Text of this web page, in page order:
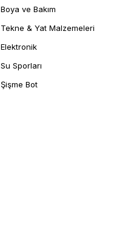
Boya ve Bakım
Tekne & Yat Malzemeleri
Elektronik
Su Sporları
Şişme Bot